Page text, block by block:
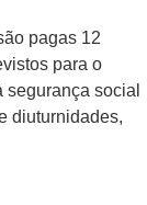
pagas 12
para o
social
diuturnidades,